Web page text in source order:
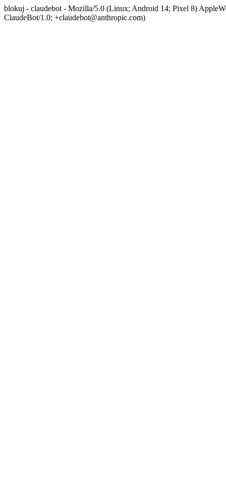
blokuj - claudebot - Mozilla/5.0 (Linux; Android 14; Pixel 8)
ClaudeBot/1.0; +claudebot@anthropic.com)